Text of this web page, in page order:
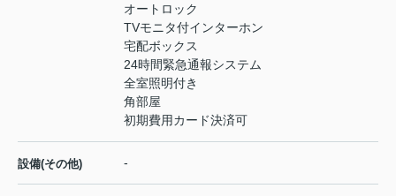
オートロック
TVモニタ付インターホン
宅配ボックス
24時間緊急通報システム
全室照明付き
角部屋
初期費用カード決済可
設備(その他) -